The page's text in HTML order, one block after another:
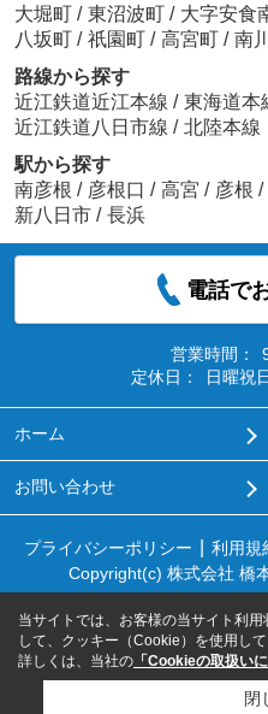
大堀町 / 東沼波町 / 大字安食
八坂町 / 祇園町 / 高宮町 / 南
路線から探す
近江鉄道近江本線 / 東海道本
近江鉄道八日市線 / 北陸本線
駅から探す
南彦根 / 彦根口 / 高宮 / 彦根 /
新八日市 / 長浜
電話で
営業時間：
定休日：
日曜祝
ホーム
お問い合わせ
プライバシーポリシー 利用規
Copyright(c) 株式会社 橋
当サイトでは、お客様の当サイト利
して、クッキー（Cookie）を使用して
詳しくは、当社の 「Cookieの取扱い
閉